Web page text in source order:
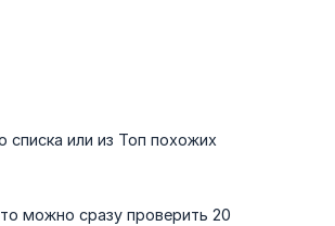
списка или из Топ похожих
можно сразу проверить 20